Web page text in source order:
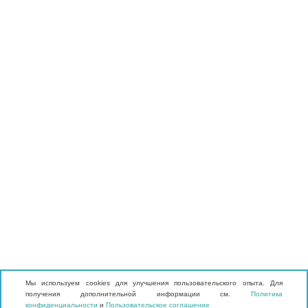
Мы используем cookies для улучшения пользовательского опыта. Для
получения дополнительной информации см. Политика
конфиденциальности и Пользовательское соглашение